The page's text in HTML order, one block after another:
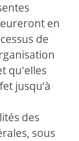
en
de
qu'elles
jusqu’à
des
sous